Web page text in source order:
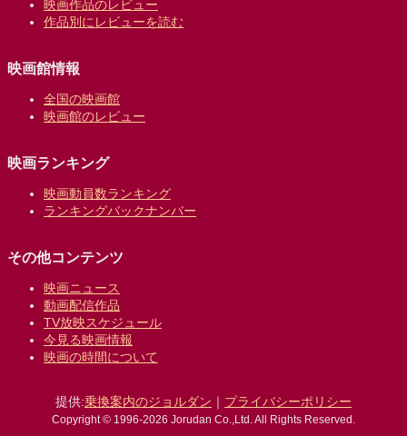
映画作品のレビュー
作品別にレビューを読む
映画館情報
全国の映画館
映画館のレビュー
映画ランキング
映画動員数ランキング
ランキングバックナンバー
その他コンテンツ
映画ニュース
動画配信作品
TV放映スケジュール
今見る映画情報
映画の時間について
提供:乗換案内のジョルダン ｜ プライバシーポリシー
Copyright © 1996-2026 Jorudan Co.,Ltd. All Rights Reserved.